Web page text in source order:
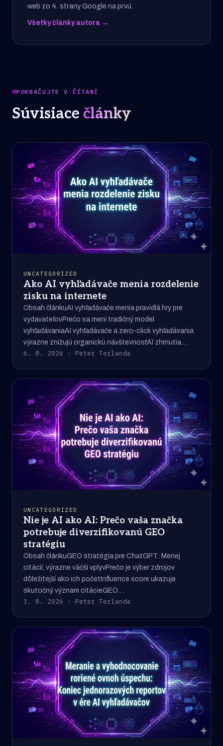
web zo 4. strany Google na prvú.
Všetky články autora →
POKRAČUJTE V ČÍTANÍ
Súvisiace články
UNCATEGORIZED
Ako AI vyhľadávače menia rozdelenie
zisku na internete
Obsah článkuAI vyhľadávače menia pravidlá hry pre
vydavateľovPrečo sa mení tradičný model
vyhľadávaniaAI vyhľadávače a zero-click vyhľadávania
výrazne znižujú organickú návštevnosťAI zhrnutia…
6. 8. 2026 · Peter Terlanda
UNCATEGORIZED
Nie je AI ako AI: Prečo vaša značka
potrebuje diverzifikovanú GEO
stratégiu
Obsah článkuGEO stratégia pre ChatGPT: Menej
citácií, výrazne väčší vplyvPrečo je výber zdrojov
dôležitejší ako ich početInfluence score ukazuje
skutočný význam citácieGEO…
3. 8. 2026 · Peter Terlanda